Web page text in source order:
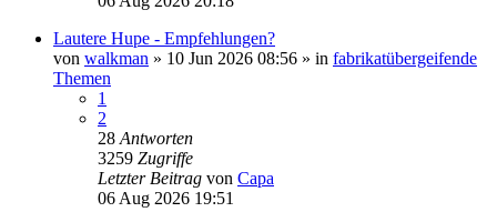
Lautere Hupe - Empfehlungen?
von walkman » 10 Jun 2026 08:56 » in fabrikatübergeifende
Themen
1
2
28 Antworten
3259 Zugriffe
Letzter Beitrag von Capa
06 Aug 2026 19:51